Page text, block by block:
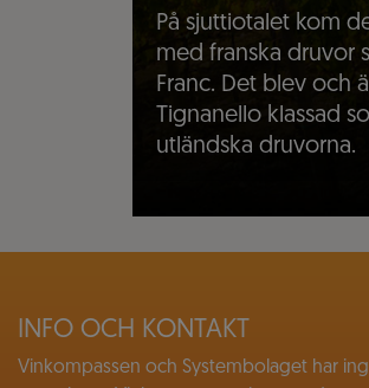
På sjuttiotalet kom
med franska druvor
Franc. Det blev och
Tignanello klassad
utländska druvorna.
INFO OCH KONTAKT
Vinkompassen och Systembolaget har